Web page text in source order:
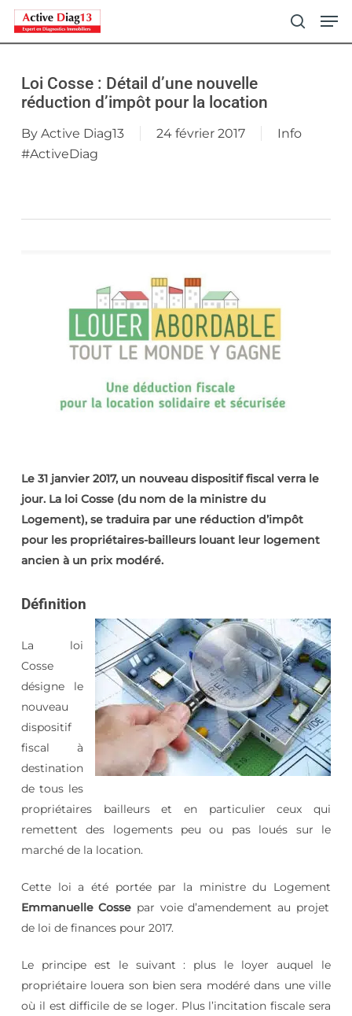
Skip
Loi Cosse : Détail d’une nouvelle
réduction d’impôt pour la location
By Active Diag13 24 février 2017
Info
#ActiveDiag
Le 31 janvier 2017, un nouveau dispositif fiscal verra le
jour. La loi Cosse (du nom de la ministre du
Logement), se traduira par une réduction d’impôt
pour les propriétaires-bailleurs louant leur logement
ancien à un prix modéré.
Définition
La loi
Cosse
désigne le
nouveau
dispositif
fiscal à
destination
de tous les
propriétaires bailleurs et en particulier ceux qui
remettent des logements peu ou pas loués sur le
marché de la location.
Cette loi a été portée par la ministre du Logement
Emmanuelle Cosse par voie d’amendement au projet
de loi de finances pour 2017.
Le principe est le suivant : plus le loyer auquel le
propriétaire louera son bien sera modéré dans une ville
où il est difficile de se loger. Plus l’incitation fiscale sera